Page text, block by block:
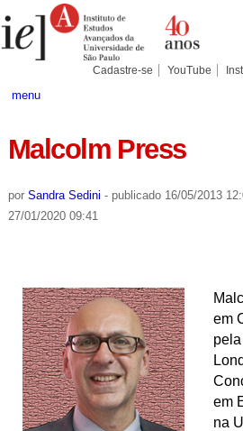
para
conteúdo.
Pessoais
Cadastre-se YouTube
menu
Malcolm Press
por Sandra Sedini - publicado16/05/2013
27/01/2020 09:41
em
em
na